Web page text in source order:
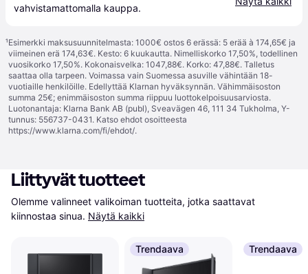
vahvistamattomalla kauppa.
¹Esimerkki maksusuunnitelmasta: 1000€ ostos 6 erässä: 5 erää à 174,65€ ja
viimeinen erä 174,63€. Kesto: 6 kuukautta. Nimelliskorko 17,50%, todellinen
vuosikorko 17,50%. Kokonaisvelka: 1047,88€. Korko: 47,88€. Talletus
saattaa olla tarpeen. Voimassa vain Suomessa asuville vähintään 18-
vuotiaille henkilöille. Edellyttää Klarnan hyväksynnän. Vähimmäisoston
summa 25€; enimmäisoston summa riippuu luottokelpoisuusarviosta.
Luotonantaja: Klarna Bank AB (publ), Sveavägen 46, 111 34 Tukholma, Y-
tunnus: 556737-0431. Katso ehdot osoitteesta
https://www.klarna.com/fi/ehdot/.
Liittyvät tuotteet
Olemme valinneet valikoiman tuotteita, jotka saattavat
kiinnostaa sinua. Näytä kaikki
Trendaava Trendaava